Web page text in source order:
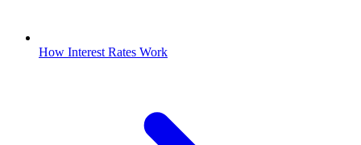
How Interest Rates Work